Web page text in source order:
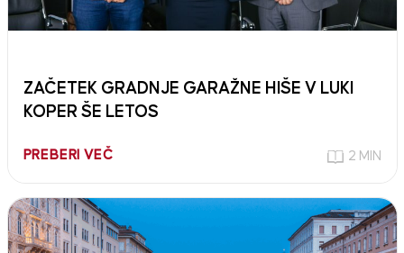
ZAČETEK GRADNJE GARAŽNE HIŠE V LUKI
KOPER ŠE LETOS
PREBERI VEČ 2 MIN